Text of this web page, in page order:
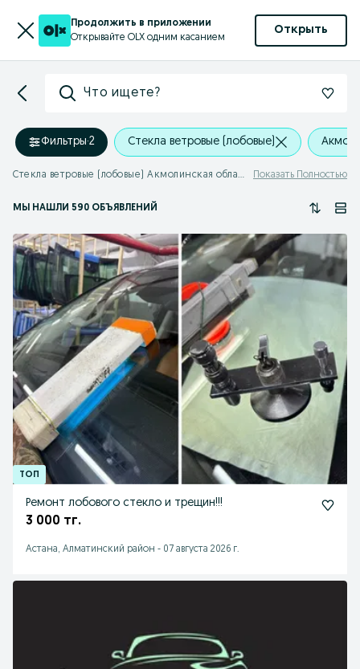
Продолжить в приложении
Открывайте OLX одним касанием
Открыть
Что ищете?
Фильтры·2 Стекла ветровые (лобовые)
Стекла ветровые (лобовые) Акмолинская область Показать Полностью
МЫ НАШЛИ 590 ОБЪЯВЛЕНИЙ
Ремонт лобового стекло и трещин!!!
3 000 тг.
Астана, Алматинский район - 07 августа 2026 г.